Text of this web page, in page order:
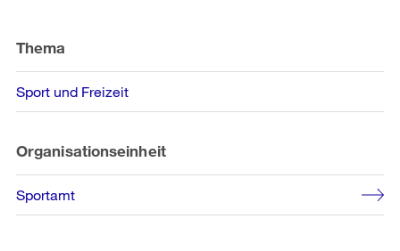
Informationen
Thema
Sport und Freizeit
Organisationseinheit
Sportamt